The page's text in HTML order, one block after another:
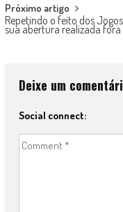
Próximo artigo
Repetindo o feito dos
sua abertura realizada
Deixe um
Social connect: